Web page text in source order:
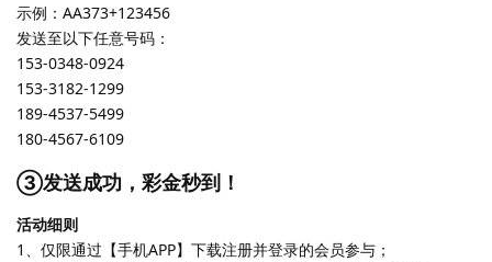
示例：AA373+123456
发送至以下任意号码：
153-0348-0924
153-3182-1299
189-4537-5499
180-4567-6109
③发送成功，彩金秒到！
活动细则
1、仅限通过【手机APP】下载注册并登录的会员参与；